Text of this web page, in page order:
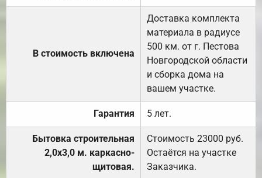
В стоимость включена
Доставка комплекта
материала в радиусе
500 км. от г. Пестова
Новгородской области
и сборка дома на
вашем участке.
Гарантия 5 лет.
Бытовка строительная
2,0х3,0 м. каркасно-
щитовая.
Стоимость 23000 руб.
Остаётся на участке
Заказчика.